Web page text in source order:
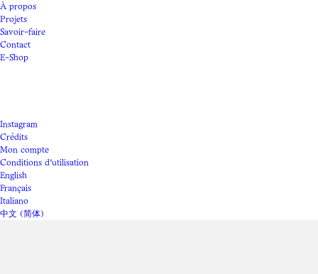
À propos
Projets
Savoir-faire
Contact
E-Shop
Instagram
Crédits
Mon compte
Conditions d'utilisation
English
Français
Italiano
中文 (简体)